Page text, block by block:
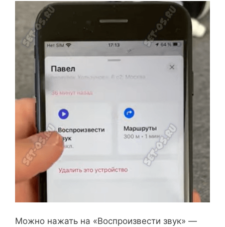
Можно нажать на «Воспроизвести звук» —